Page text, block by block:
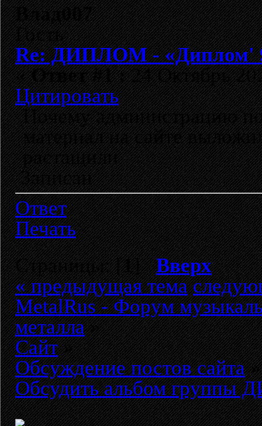
Влад007
Гость
Re: ДИПЛОМ - «Диплом'
«Ответ #1 :24 Октябрь
Цитировать
Почему администрацию
материал на сайте
растащили
Записан
Ответ
Печать
Страницы: [1]Вверх
« предыдущая тема
MetalRus - Форум
металла»
Сайт»
Обсуждение постов сайта»
Обсудить альбом